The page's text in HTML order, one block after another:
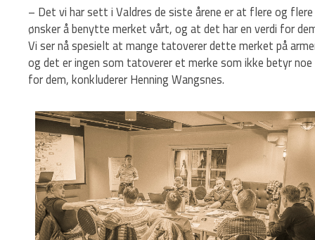
– Det vi har sett i Valdres de siste årene er at flere og flere
ønsker å benytte merket vårt, og at det har en verdi for
Vi ser nå spesielt at mange tatoverer dette merket på
og det er ingen som tatoverer et merke som ikke betyr noe
for dem, konkluderer Henning Wangsnes.